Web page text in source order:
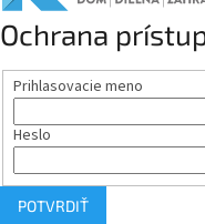
Ochrana
Prihlasovacie meno
Heslo
POTVRDIŤ